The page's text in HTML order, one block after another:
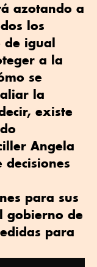
azotando a
los
de igual
a la
se
la
existe
Angela
para sus
gobierno de
para